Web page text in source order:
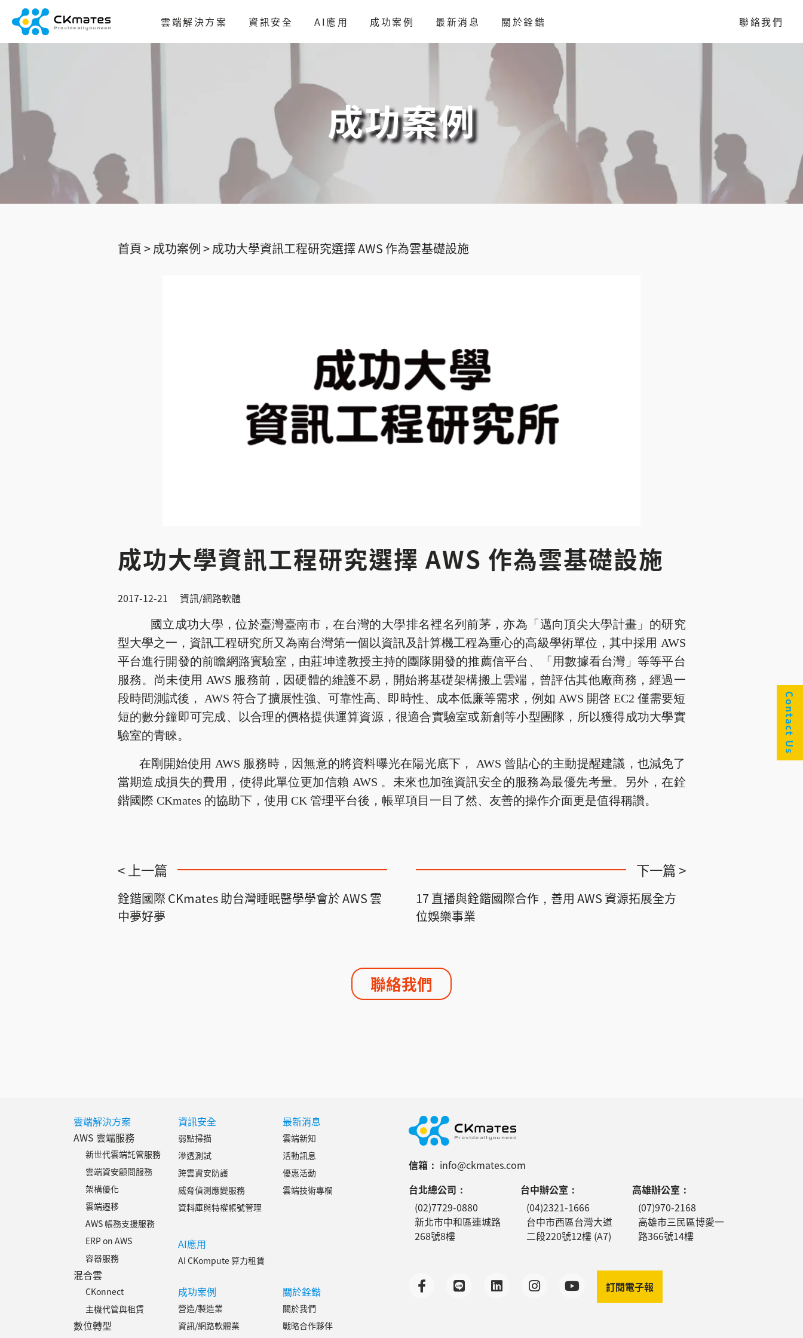
雲端解決方案 資訊安全 AI應用 成功案例 最新消息 關於銓鍇 聯絡我們
成功案例
首頁 >成功案例 >成功大學資訊工程研究選擇 AWS 作為雲基礎設施
成功大學資訊工程研究選擇 AWS 作為雲基礎設施
2017-12-21 資訊/網路軟體
國立成功大學，位於臺灣臺南市，在台灣的大學排名裡名列前茅，亦為「邁向頂尖大學計畫」的研究
型大學之一，資訊工程研究所又為南台灣第一個以資訊及計算機工程為重心的高級學術單位，其中採用 AWS
平台進行開發的前瞻網路實驗室，由莊坤達教授主持的團隊開發的推薦信平台、「用數據看台灣」等等平台
服務。尚未使用 AWS 服務前，因硬體的維護不易，開始將基礎架構搬上雲端，曾評估其他廠商務，經過一
段時間測試後， AWS 符合了擴展性強、可靠性高、即時性、成本低廉等需求，例如 AWS 開啓 EC2 僅需要短
短的數分鐘即可完成、以合理的價格提供運算資源，很適合實驗室或新創等小型團隊，所以獲得成功大學實
驗室的青睞。
在剛開始使用 AWS 服務時，因無意的將資料曝光在陽光底下， AWS 曾貼心的主動提醒建議，也減免了
當期造成損失的費用，使得此單位更加信賴 AWS 。未來也加強資訊安全的服務為最優先考量。另外，在銓
鍇國際 CKmates 的協助下，使用 CK 管理平台後，帳單項目一目了然、友善的操作介面更是值得稱讚。
< 上一篇
銓鍇國際 CKmates 助台灣睡眠醫學學會於 AWS 雲
中夢好夢
下一篇 >
17 直播與銓鍇國際合作，善用 AWS 資源拓展全方
位娛樂事業
聯絡我們
Contact Us
雲端解決方案
AWS 雲端服務
新世代雲端託管服務
雲端資安顧問服務
架構優化
雲端遷移
AWS 帳務支援服務
ERP on AWS
容器服務
混合雲
CKonnect
主機代管與租賃
數位轉型
資訊安全
弱點掃描
滲透測試
跨雲資安防護
威脅偵測應變服務
資料庫與特權帳號管理
最新消息
雲端新知
活動訊息
優惠活動
雲端技術專欄
AI應用
AI CKompute 算力租賃
成功案例
營造/製造業
資訊/網路軟體業
關於銓鍇
關於我們
戰略合作夥伴
信箱： info@ckmates.com
台北總公司：
(02)7729-0880
新北市中和區連城路
268號8樓
台中辦公室：
(04)2321-1666
台中市西區台灣大道
二段220號12樓 (A7)
高雄辦公室：
(07)970-2168
高雄市三民區博愛一
路366號14樓
訂閱電子報